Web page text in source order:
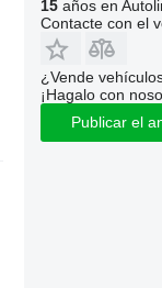
15años en
Contacte con el
¿Vende
¡Hagalo con
Publicar el